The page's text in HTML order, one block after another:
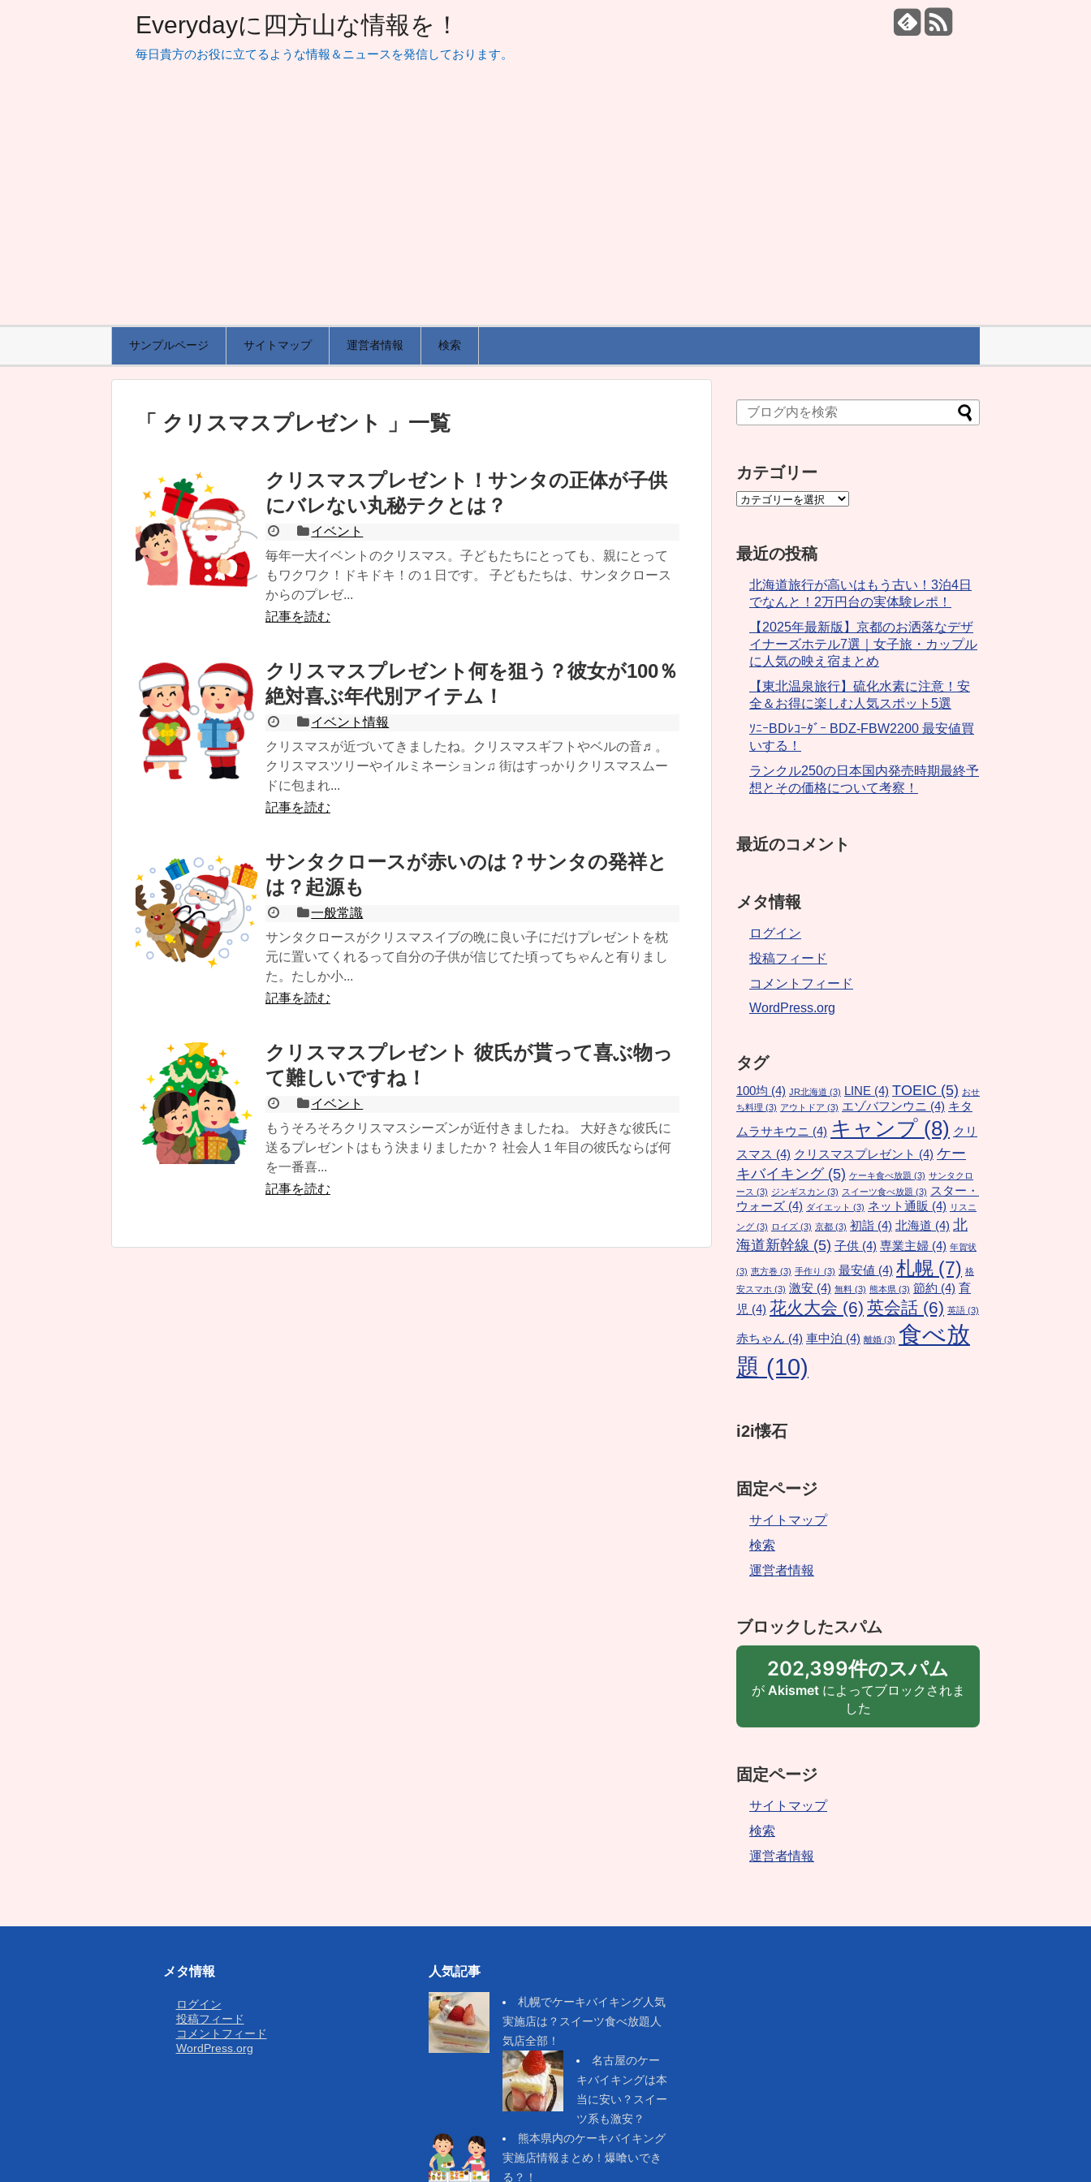
Everydayに四方山な情報を！
毎日貴方のお役に立てるような情報＆ニュースを発信しております。
サンプルページ サイトマップ 運営者情報 検索
クリスマスプレゼント 一覧
クリスマスプレゼント！サンタの正体が子供
にバレない丸秘テクとは？
イベント
毎年一大イベントのクリスマス。子どもたちにとっても、親にとって
もワクワク！ドキドキ！の１日です。 子どもたちは、サンタクロース
からのプレゼ...
記事を読む
クリスマスプレゼント何を狙う？彼女が100％
絶対喜ぶ年代別アイテム！
イベント情報
クリスマスが近づいてきましたね。クリスマスギフトやベルの音♬。
クリスマスツリーやイルミネーション♫ 街はすっかりクリスマスムー
ドに包まれ...
記事を読む
サンタクロースが赤いのは？サンタの発祥と
は？起源も
一般常識
サンタクロースがクリスマスイブの晩に良い子にだけプレゼントを枕
元に置いてくれるって自分の子供が信じてた頃ってちゃんと有りまし
た。たしか小...
記事を読む
クリスマスプレゼント 彼氏が貰って喜ぶ物っ
て難しいですね！
イベント
もうそろそろクリスマスシーズンが近付きましたね。 大好きな彼氏に
送るプレゼントはもう決まりましたか？ 社会人１年目の彼氏ならば何
を一番喜...
記事を読む
カテゴリー
最近の投稿
北海道旅行が高いはもう古い！3泊4日
でなんと！2万円台の実体験レポ！
【2025年最新版】京都のお洒落なデザ
イナーズホテル7選｜女子旅・カップル
に人気の映え宿まとめ
【東北温泉旅行】硫化水素に注意！安
全＆お得に楽しむ人気スポット5選
ｿﾆｰBDﾚｺｰﾀﾞｰ BDZ-FBW2200 最安値買
いする！
ランクル250の日本国内発売時期最終予
想とその価格について考察！
最近のコメント
メタ情報
ログイン
投稿フィード
コメントフィード
WordPress.org
タグ
100均 (4) JR北海道 (3) LINE (4) TOEIC (5) おせ
ち料理 (3) アウトドア (3) エゾバフンウニ (4) キタ
ムラサキウニ (4) キャンプ (8) クリ
スマス (4) クリスマスプレゼント (4) ケー
キバイキング(5) ケーキ食べ放題 (3) サンタクロ
ース (3) ジンギスカン (3) スイーツ食べ放題 (3) スター・
ウォーズ (4) ダイエット (3) ネット通販 (4) リスニ
ング (3) ロイズ (3) 京都 (3) 初詣 (4) 北海道 (4) 北
海道新幹線 (5) 子供 (4) 専業主婦 (4) 年賀状
(3) 恵方巻 (3) 手作り (3) 最安値 (4) 札幌 (7) 格
安スマホ (3) 激安 (4) 無料 (3) 熊本県 (3) 節約 (4) 育
児 (4) 花火大会 (6) 英会話 (6) 英語 (3)
赤ちゃん (4) 車中泊 (4) 離婚 (3) 食べ放
題 (10)
i2i懐石
固定ページ
サイトマップ
検索
運営者情報
ブロックしたスパム
202,399件のスパム
が Akismetによってブロックされま
した
固定ページ
サイトマップ
検索
運営者情報
メタ情報
ログイン
投稿フィード
コメントフィード
WordPress.org
人気記事
札幌でケーキバイキング人気
実施店は？スイーツ食べ放題人
気店全部！
名古屋のケー
キバイキングは本
当に安い？スイー
ツ系も激安？
熊本県内のケーキバイキング
実施店情報まとめ！爆喰いでき
る？！